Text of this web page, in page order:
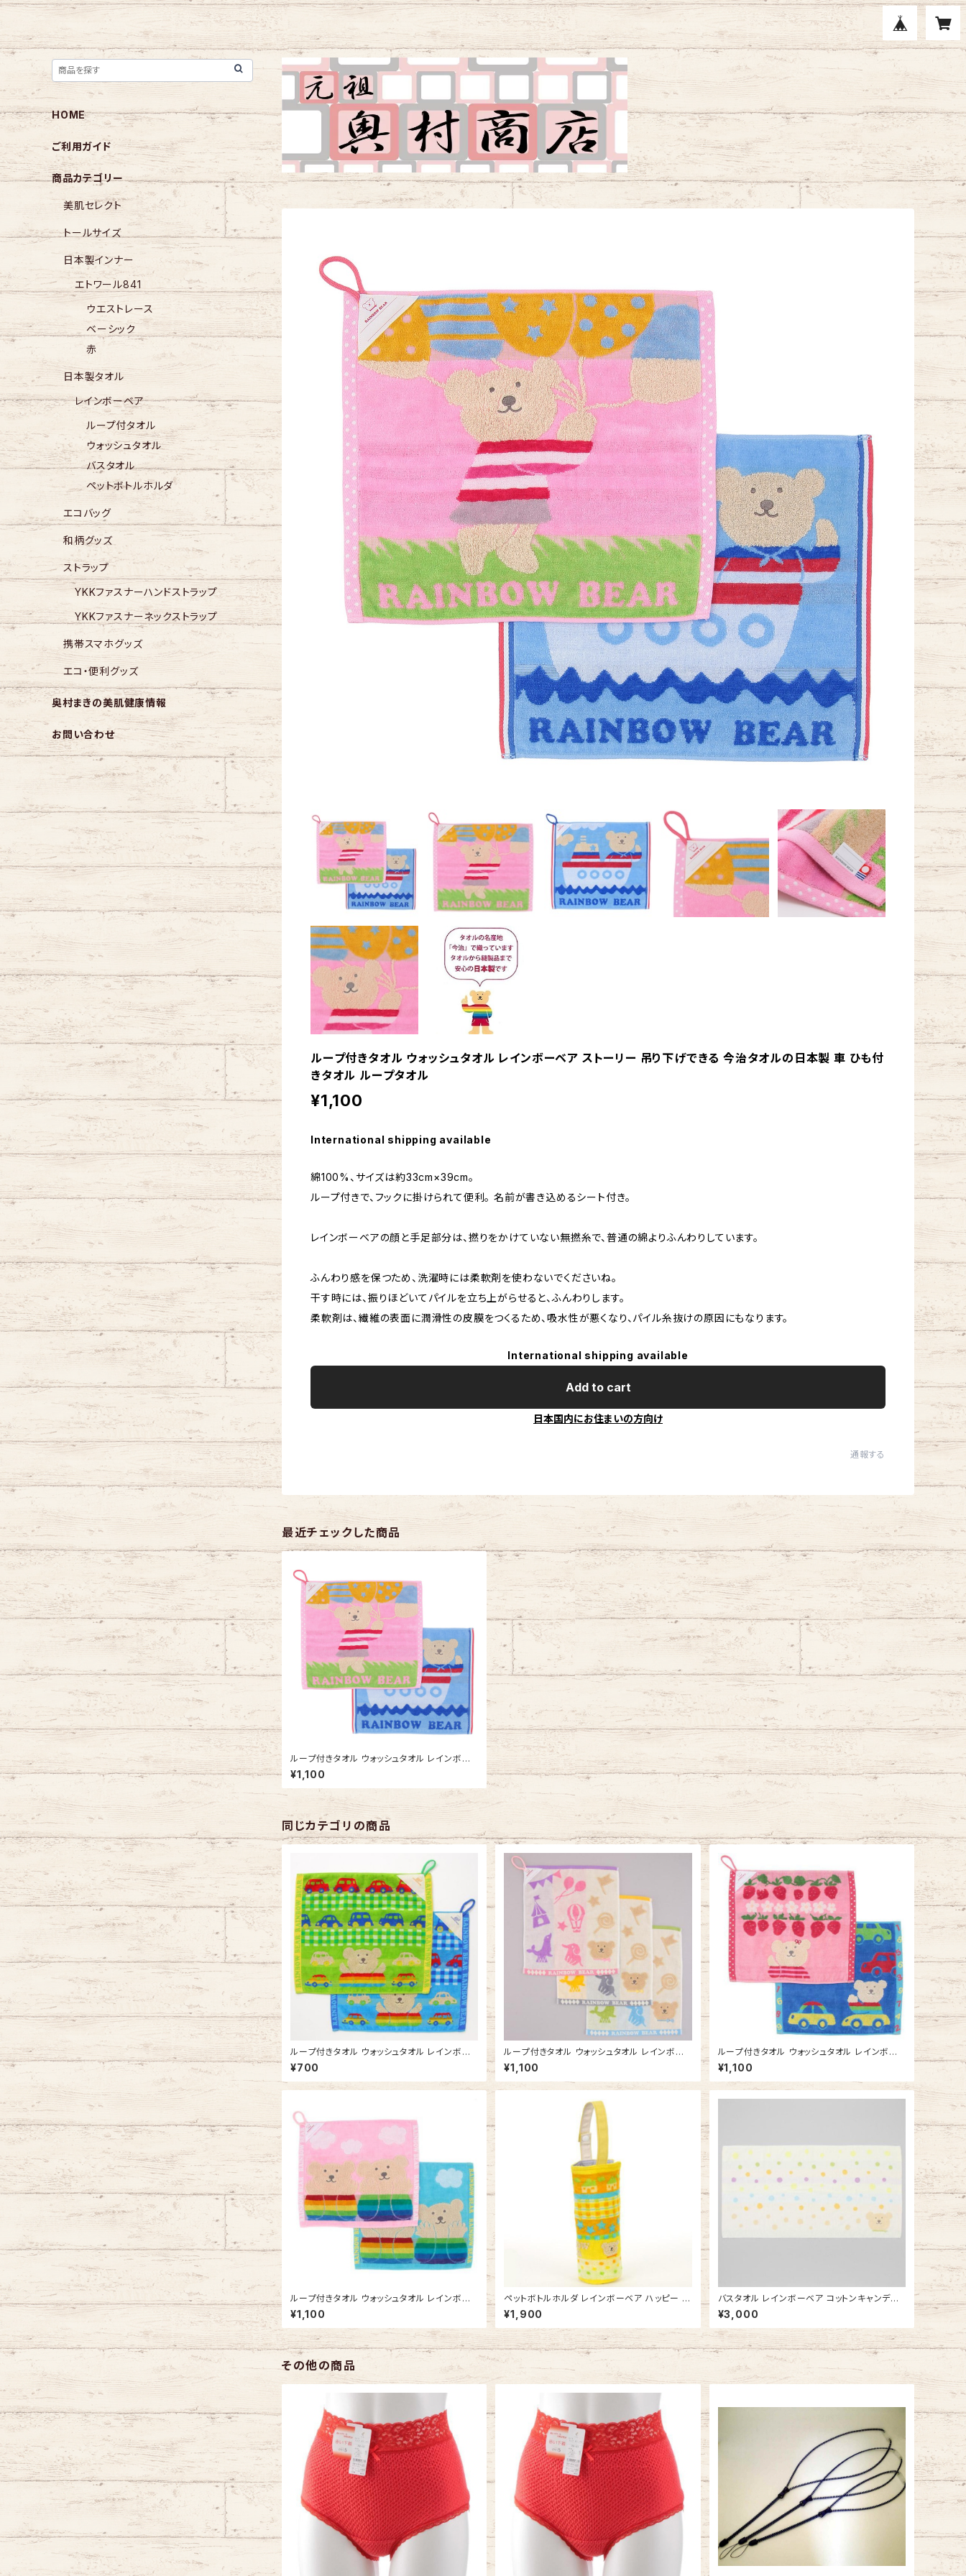
ループ付きタオル ウォッシュタオル レインボーベア ストーリー 吊り下げできる 今治タオルの日本製 車 ひも付
きタオル ループタオル
¥1,100
International shipping available
綿100%、サイズは約33cm×39cm。
ループ付きで、フックに掛けられて便利。 名前が書き込めるシート付き。
レインボーベアの顔と手足部分は、撚りをかけていない無撚糸で、普通の綿よりふんわりしています。
ふんわり感を保つため、洗濯時には柔軟剤を使わないでくださいね。
干す時には、振りほどいてパイルを立ち上がらせると、ふんわりします。
柔軟剤は、繊維の表面に潤滑性の皮膜をつくるため、吸水性が悪くなり、パイル糸抜けの原因にもなります。
International shipping available
Add to cart
日本国内にお住まいの方向け
通報する
最近チェックした商品
ループ付きタオル ウォッシュタオル レインボー
ベア ストーリー 吊り下げできる 今治タオルの
日本製 車 ひも付きタオル ループタオル
¥1,100
同じカテゴリの商品
ループ付きタオル ウォッシュタオル レインボー
ベア ゴーゴーミニカー 吊り下げできる 今治タ
オルの日本製 車 ひも付きタオル ループタオル
¥700
ループ付きタオル ウォッシュタオル レインボー
ベア サーカス 吊り下げできる 今治タオルの日
本製 車 ひも付きタオル ループタオル
¥1,100
ループ付きタオル ウォッシュタオル レインボー
ベア わくわく 吊り下げできる 今治タオルの日本
製 車 ひも付きタオル ループタオル
¥1,100
ループ付きタオル ウォッシュタオル レインボー
ベア デイズ3 吊り下げできる 今治タオルの日
本製 車 ひも付きタオル ループタオル
¥1,100
ペットボトルホルダ レインボーベア ハッピー ペ
ットボトルケース 今治タオルの日本製
¥1,900
バスタオル レインボーベア コットンキャンディ
タオルケット 今治タオルの日本製 ふかふか
¥3,000
その他の商品
HOME
ご利用ガイド
商品カテゴリー
美肌セレクト
トールサイズ
日本製インナー
エトワール841
ウエストレース
ベーシック
赤
日本製タオル
レインボーベア
ループ付タオル
ウォッシュタオル
バスタオル
ペットボトルホルダ
エコバッグ
和柄グッズ
ストラップ
YKKファスナーハンドストラップ
YKKファスナーネックストラップ
携帯スマホグッズ
エコ・便利グッズ
奥村まきの美肌健康情報
お問い合わせ